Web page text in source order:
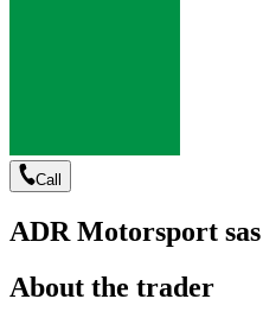
Call
ADR Motorsport
About the trader